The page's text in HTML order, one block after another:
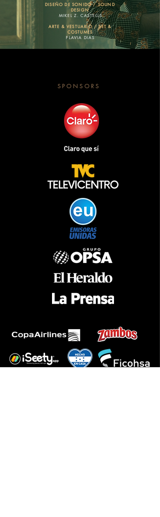
DISEÑO DE SONIDO / SOUND
DESIGN
MIKEL Z. CASTELLS
ARTE & VESTUARIO / SET &
COSTUMES
FLAVIA DIAS
SPONSORS